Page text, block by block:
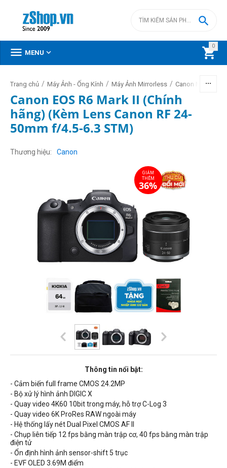
0


 MENU 
Trang chủ / Máy Ảnh - Ống Kính / Máy Ảnh Mirrorless / Canon Mirrorless
Canon EOS R6 Mark II (Chính
hãng) (Kèm Lens Canon RF 24-
50mm f/4.5-6.3 STM)
Thương hiệu Canon
Thông tin nổi bật:
- Cảm biến full frame CMOS 24.2MP
- Bộ xử lý hình ảnh DIGIC X
- Quay video 4K60 10bit trong máy, hỗ trợ C-Log 3
- Quay video 6K ProRes RAW ngoài máy
- Hệ thống lấy nét Dual Pixel CMOS AF II
- Chụp liên tiếp 12 fps bằng màn trập cơ, 40 fps bằng màn trập
điện tử
- Ổn định hình ảnh sensor-shift 5 trục
- EVF OLED 3.69M điểm